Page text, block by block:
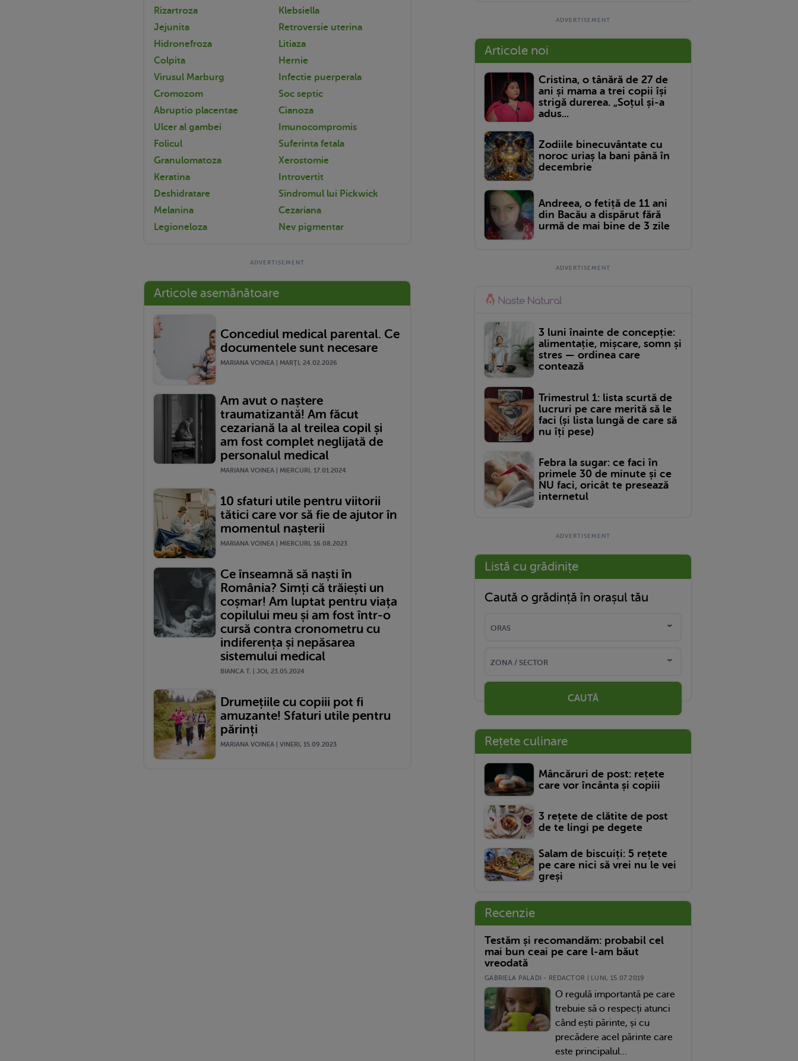
Rizartroza
Klebsiella
Jejunita
Retroversie uterina
Hidronefroza
Litiaza
Colpita
Hernie
Virusul Marburg
Infectie puerperala
Cromozom
Soc septic
Abruptio placentae
Cianoza
Ulcer al gambei
Imunocompromis
Folicul
Suferinta fetala
Granulomatoza
Xerostomie
Keratina
Introvertit
Deshidratare
Sindromul lui Pickwick
Melanina
Cezariana
Legioneloza
Nev pigmentar
Articole asemănătoare
Concediul medical parental. Ce
documentele sunt necesare
MARIANA VOINEA | MARŢI, 24.02.2026
Am avut o naștere
traumatizantă! Am făcut
cezariană la al treilea copil și
am fost complet neglijată de
personalul medical
MARIANA VOINEA | MIERCURI, 17.01.2024
10 sfaturi utile pentru viitorii
tătici care vor să fie de ajutor în
momentul nașterii
MARIANA VOINEA | MIERCURI, 16.08.2023
Ce înseamnă să naști în
România? Simți că trăiești un
coșmar! Am luptat pentru viața
copilului meu și am fost într-o
cursă contra cronometru cu
indiferența și nepăsarea
sistemului medical
BIANCA T. | JOI, 23.05.2024
Drumețiile cu copiii pot fi
amuzante! Sfaturi utile pentru
părinți
MARIANA VOINEA | VINERI, 15.09.2023
Articole noi
Cristina, o tânără de 27 de
ani și mama a trei copii își
strigă durerea. „Soțul și-a
adus...
Zodiile binecuvântate cu
noroc uriaș la bani până în
decembrie
Andreea, o fetiță de 11 ani
din Bacău a dispărut fără
urmă de mai bine de 3 zile
3 luni înainte de concepție:
alimentație, mișcare, somn și
stres — ordinea care
contează
Trimestrul 1: lista scurtă de
lucruri pe care merită să le
faci (și lista lungă de care să
nu îți pese)
Febra la sugar: ce faci în
primele 30 de minute și ce
NU faci, oricât te presează
internetul
Listă cu grădinițe
Caută o grădință în orașul tău
CAUTĂ
Rețete culinare
Mâncăruri de post: rețete
care vor încânta și copiii
3 rețete de clătite de post
de te lingi pe degete
Salam de biscuiți: 5 rețete
pe care nici să vrei nu le vei
greși
Recenzie
Testăm și recomandăm: probabil cel
mai bun ceai pe care l-am băut
vreodată
GABRIELA PALADI - REDACTOR | LUNI, 15.07.2019
O regulă importantă pe care
trebuie să o respecți atunci
când ești părinte, și cu
precădere acel părinte care
este principalul...